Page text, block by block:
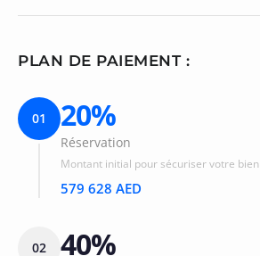
PLAN DE PAIEMENT :
01 20%
Réservation
Montant initial pour sécuriser votre bien
579 628 AED
02 40%